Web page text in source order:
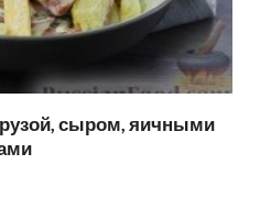
сыром, яичными